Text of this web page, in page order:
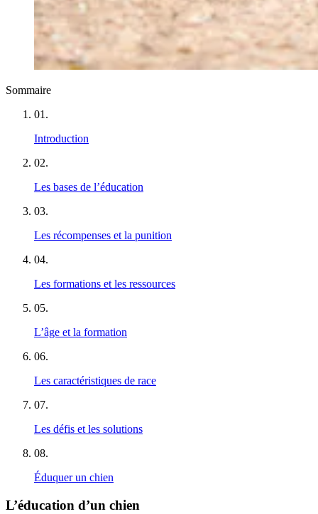
Sommaire
01 .
Introduction
02.
Les bases de l’éducation
03.
Les récompenses et la punition
04.
Les formations et les ressources
05.
L’âge et la formation
06.
Les caractéristiques de race
07.
Les défis et les solutions
08.
Éduquer un chien
L’éducation d’un chien